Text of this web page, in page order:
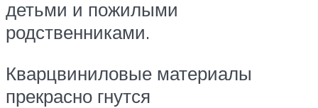
детьми и пожилыми
родственниками.
Кварцвиниловые материалы
прекрасно гнутся